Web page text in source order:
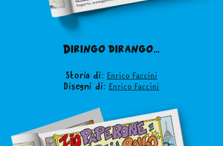
Diringo dirango…
Storia di: Enrico Faccini
Disegni di: Enrico Faccini